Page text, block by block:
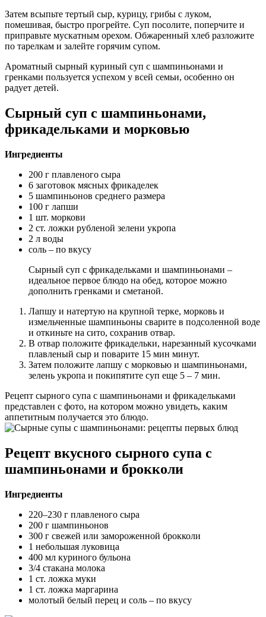
Затем всыпьте тертый сыр, курицу, грибы с луком,
помешивая, быстро прогрейте. Суп посолите, поперчите и
приправьте мускатным орехом. Обжаренный хлеб разложите
по тарелкам и залейте горячим супом.
Ароматный сырный куриный суп с шампиньонами и
гренками пользуется успехом у всей семьи, особенно он
радует детей.
Сырный суп с шампиньонами,
фрикадельками и морковью
Ингредиенты
200 г плавленого сыра
6 заготовок мясных фрикаделек
5 шампиньонов среднего размера
100 г лапши
1 шт. моркови
2 ст. ложки рубленой зелени укропа
2 л воды
соль – по вкусу
Сырный суп с фрикадельками и шампиньонами –
идеальное первое блюдо на обед, которое можно
дополнить гренками и сметаной.
Лапшу и натертую на крупной терке, морковь и
измельченные шампиньоны сварите в подсоленной воде
и откиньте на сито, сохранив отвар.
В отвар положите фрикадельки, нарезанный кусочками
плавленый сыр и поварите 15 мин минут.
Затем положите лапшу с морковью и шампиньонами,
зелень укропа и покипятите суп еще 5 – 7 мин.
Рецепт сырного супа с шампиньонами и фрикадельками
представлен с фото, на котором можно увидеть, каким
аппетитным получается это блюдо.
Рецепт вкусного сырного супа с
шампиньонами и брокколи
Ингредиенты
220–230 г плавленого сыра
200 г шампиньонов
300 г свежей или замороженной брокколи
1 небольшая луковица
400 мл куриного бульона
3/4 стакана молока
1 ст. ложка муки
1 ст. ложка маргарина
молотый белый перец и соль – по вкусу